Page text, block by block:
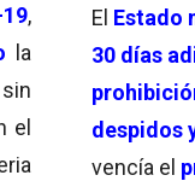
El Estado
30 días
despidos
vencía el
19,
la
el